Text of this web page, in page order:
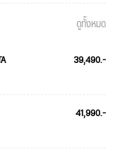
ดูทั้งหมด
39,490.-
41,990.-